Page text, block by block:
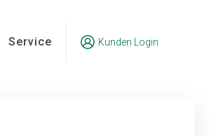
Service Kunden Login